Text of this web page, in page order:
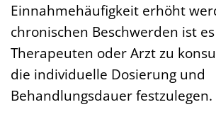
Einnahmehäufigkeit erhöht
chronischen Beschwerden ist
Therapeuten oder Arzt zu
die individuelle Dosierung und
Behandlungsdauer festzulegen.